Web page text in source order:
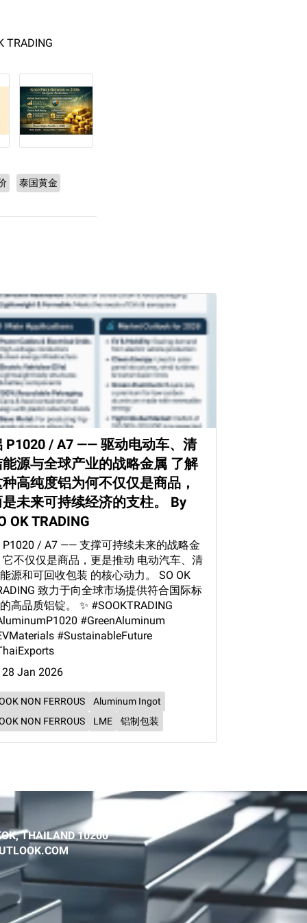
TRADING
泰国黄金
P1020 / A7 —— 驱动电动车、清
源与全球产业的战略金属 了解
高纯度铝为何不仅仅是商品，
未来可持续经济的支柱。 By
OK TRADING
P1020 / A7 —— 支撑可持续未来的战略金
它不仅仅是商品，更是推动 电动汽车、清
源和可回收包装 的核心动力。 SO OK
致力于向全球市场提供符合国际标
高品质铝锭。 ✨ #SOOKTRADING
#GreenAluminum
#SustainableFuture
28 Jan 2026
NON FERROUS
Aluminum Ingot
NON FERROUS
LME 铝制包装
THAILAND 10200